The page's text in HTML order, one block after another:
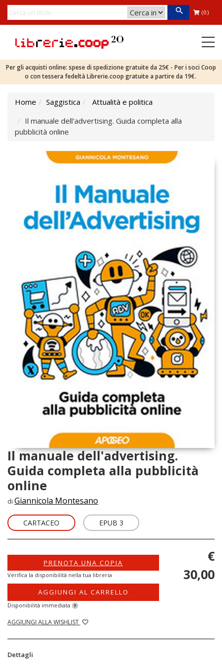
(0)
Per gli acquisti online: spese di spedizione gratuite da 25€ - Per i soci Coop
o con tessera fedeltà Librerie.coop gratuite a partire da 19€.
Home Saggistica
Attualità e politica
Il manuale dell'advertising. Guida completa alla
pubblicità online
Il manuale dell'advertising.
Guida completa alla pubblicità
online
di Giannicola Montesano
CARTACEO EPUB 3
PRENOTA UNA COPIA
Verifica la disponibilità nella tua libreria
AGGIUNGI AL CARRELLO
Disponibilità immediata ?
AGGIUNGI ALLA WISHLIST
€
30,00
Dettagli